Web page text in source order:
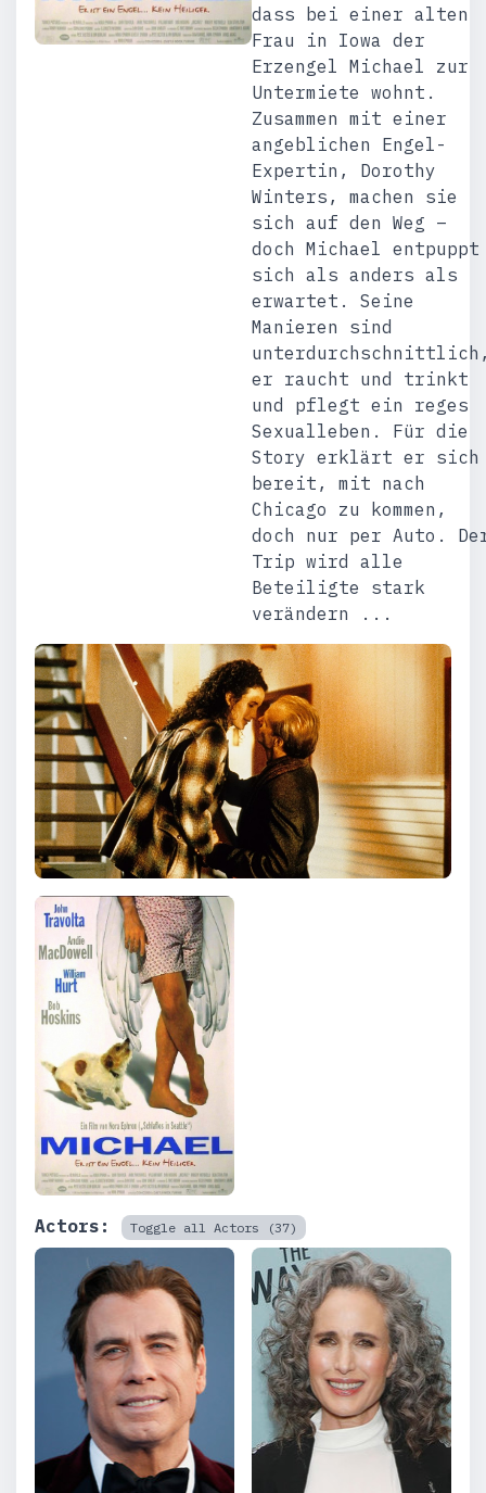
dass bei einer alten
Frau in Iowa der
Erzengel Michael zur
Untermiete wohnt.
Zusammen mit einer
angeblichen Engel-
Expertin, Dorothy
Winters, machen sie
sich auf den Weg –
doch Michael entpuppt
sich als anders als
erwartet. Seine
Manieren sind
er raucht und trinkt
und pflegt ein reges
Sexualleben. Für die
Story erklärt er sich
bereit, mit nach
Chicago zu kommen,
doch nur per Auto.
Trip wird alle
Beteiligte stark
verändern ...
Actors: Toggle all Actors (37)